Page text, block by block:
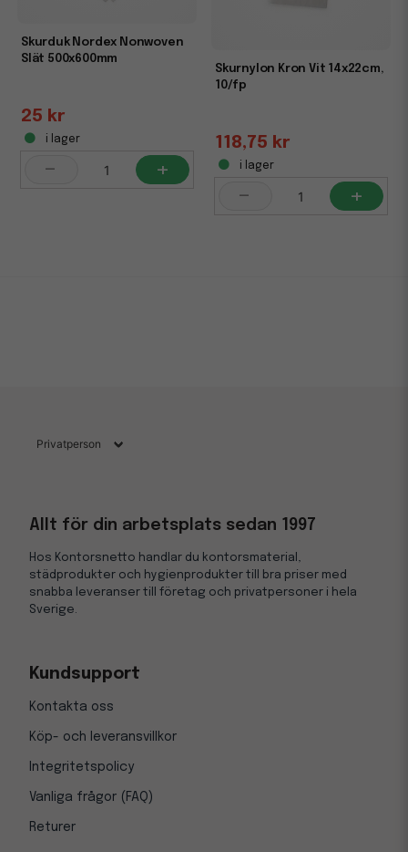
Skurduk Nordex Nonwoven
Slät 500x600mm
25 kr
i lager
- +
Skurnylon Kron Vit 14x22cm,
10/fp
118,75 kr
i lager
- +
Allt för din arbetsplats sedan 1997
Hos Kontorsnetto handlar du kontorsmaterial,
städprodukter och hygienprodukter till bra priser med
snabba leveranser till företag och privatpersoner i hela
Sverige.
Kundsupport
Kontakta oss
Köp- och leveransvillkor
Integritetspolicy
Vanliga frågor (FAQ)
Returer